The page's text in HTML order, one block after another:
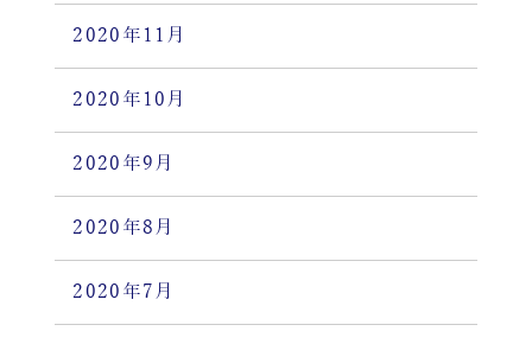
2020年11月
2020年10月
2020年9月
2020年8月
2020年7月